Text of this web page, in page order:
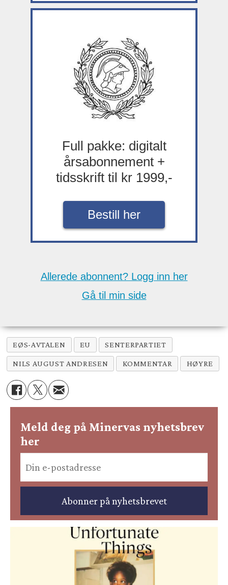
Full pakke: digitalt
årsabonnement +
tidsskrift til kr 1999,-
Bestill her
Allerede abonnent? Logg inn her
Gå til min side
EØS-AVTALEN EU SENTERPARTIET
NILS AUGUST ANDRESEN KOMMENTAR HØYRE
Meld deg på Minervas nyhetsbrev
her